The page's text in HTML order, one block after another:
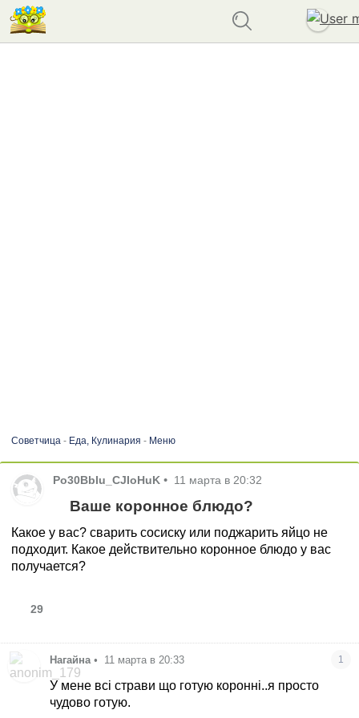
Советчица- Еда, Кулинария - Меню
Ро30BbIu_CJIoHuK • 11 марта в 20:32
Ваше коронное блюдо?
Какое у вас? сварить сосиску или поджарить яйцо не
подходит. Какое действительно коронное блюдо у вас
получается?
29
Нагайна • 11 марта в 20:33 1
У мене всі страви що готую коронні..я просто
чудово готую.